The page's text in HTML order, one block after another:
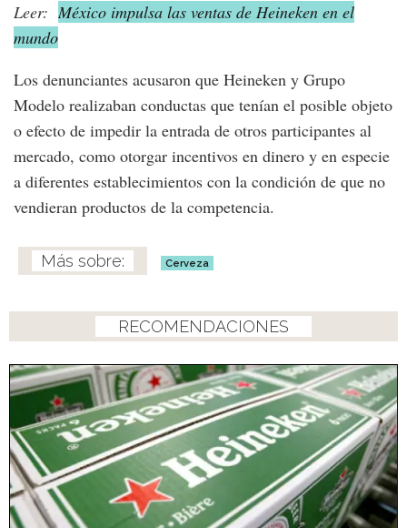
Leer: México impulsa las ventas de Heineken en el
mundo
Los denunciantes acusaron que Heineken y Grupo
Modelo realizaban conductas que tenían el posible objeto
o efecto de impedir la entrada de otros participantes al
mercado, como otorgar incentivos en dinero y en especie
a diferentes establecimientos con la condición de que no
vendieran productos de la competencia.
Cerveza
RECOMENDACIONES